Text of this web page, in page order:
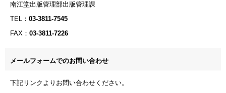
南江堂出版管理部出版管理課
TEL： 03-3811-7545
FAX： 03-3811-7226
メールフォームでのお問い合わせ
下記リンクよりお問い合わせください。